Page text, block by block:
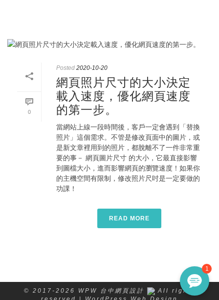
0
Posted 2020-10-20
網頁照片尺寸的大小決定
載入速度，優化網頁速度
的第一步。
當網站上線一段時間後，客戶一定會遇到「替換
照片」這個需求。不管是修改頁面中的圖片，或
是新文章裡用到的照片，都脫離不了一件非常重
要的事－ 網頁圖片尺寸 的大小，它最直接影響
到圖檔大小，進而影響網頁的瀏覽速度！如果你
的主機空間有限制，修改照片尺吋是一定要做的
功課！
READ MORE
© 2017-2026 WPW 台中網頁設計
All rights